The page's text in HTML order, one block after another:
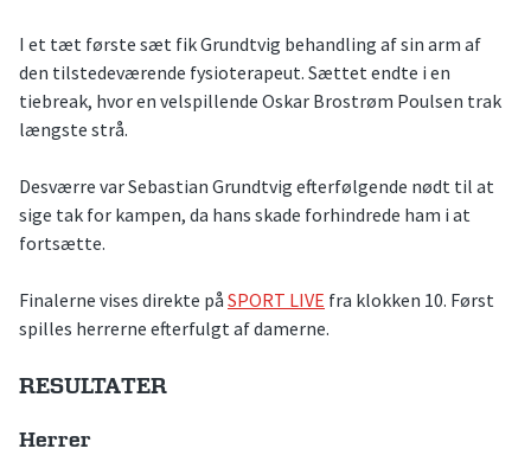
I et tæt første sæt fik Grundtvig behandling af sin arm af
den tilstedeværende fysioterapeut. Sættet endte i en
tiebreak, hvor en velspillende Oskar Brostrøm Poulsen trak
længste strå.
Desværre var Sebastian Grundtvig efterfølgende nødt til at
sige tak for kampen, da hans skade forhindrede ham i at
fortsætte.
Finalerne vises direkte på SPORT LIVE fra klokken 10. Først
spilles herrerne efterfulgt af damerne.
RESULTATER
Herrer